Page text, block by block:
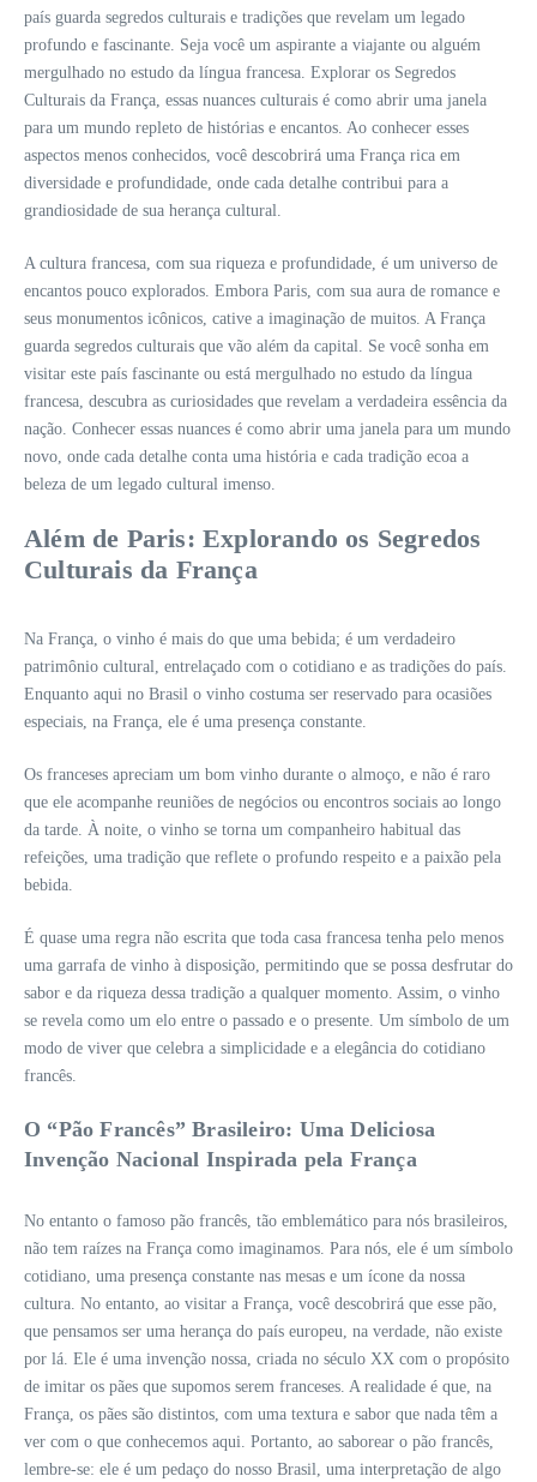
país guarda segredos culturais e tradições que revelam um legado
profundo e fascinante. Seja você um aspirante a viajante ou alguém
mergulhado no estudo da língua francesa. Explorar os Segredos
Culturais da França, essas nuances culturais é como abrir uma janela
para um mundo repleto de histórias e encantos. Ao conhecer esses
aspectos menos conhecidos, você descobrirá uma França rica em
diversidade e profundidade, onde cada detalhe contribui para a
grandiosidade de sua herança cultural.
A cultura francesa, com sua riqueza e profundidade, é um universo de
encantos pouco explorados. Embora Paris, com sua aura de romance e
seus monumentos icônicos, cative a imaginação de muitos. A França
guarda segredos culturais que vão além da capital. Se você sonha em
visitar este país fascinante ou está mergulhado no estudo da língua
francesa, descubra as curiosidades que revelam a verdadeira essência da
nação. Conhecer essas nuances é como abrir uma janela para um mundo
novo, onde cada detalhe conta uma história e cada tradição ecoa a
beleza de um legado cultural imenso.
Além de Paris: Explorando os Segredos
Culturais da França
Na França, o vinho é mais do que uma bebida; é um verdadeiro
patrimônio cultural, entrelaçado com o cotidiano e as tradições do país.
Enquanto aqui no Brasil o vinho costuma ser reservado para ocasiões
especiais, na França, ele é uma presença constante.
Os franceses apreciam um bom vinho durante o almoço, e não é raro
que ele acompanhe reuniões de negócios ou encontros sociais ao longo
da tarde. À noite, o vinho se torna um companheiro habitual das
refeições, uma tradição que reflete o profundo respeito e a paixão pela
bebida.
É quase uma regra não escrita que toda casa francesa tenha pelo menos
uma garrafa de vinho à disposição, permitindo que se possa desfrutar do
sabor e da riqueza dessa tradição a qualquer momento. Assim, o vinho
se revela como um elo entre o passado e o presente. Um símbolo de um
modo de viver que celebra a simplicidade e a elegância do cotidiano
francês.
O “Pão Francês” Brasileiro: Uma Deliciosa
Invenção Nacional Inspirada pela França
No entanto o famoso pão francês, tão emblemático para nós brasileiros,
não tem raízes na França como imaginamos. Para nós, ele é um símbolo
cotidiano, uma presença constante nas mesas e um ícone da nossa
cultura. No entanto, ao visitar a França, você descobrirá que esse pão,
que pensamos ser uma herança do país europeu, na verdade, não existe
por lá. Ele é uma invenção nossa, criada no século XX com o propósito
de imitar os pães que supomos serem franceses. A realidade é que, na
França, os pães são distintos, com uma textura e sabor que nada têm a
ver com o que conhecemos aqui. Portanto, ao saborear o pão francês,
lembre-se: ele é um pedaço do nosso Brasil, uma interpretação de algo